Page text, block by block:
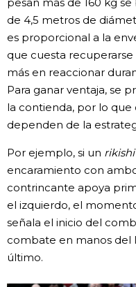
de 4,5 metros de
es proporcional a la
que cuesta
más en reaccionar
Para ganar ventaja, se
la contienda, por lo
dependen de la
Por ejemplo, si un rikishi
encaramiento con
contrincante apoya
el izquierdo, el
señala el inicio del
combate en manos del
último.